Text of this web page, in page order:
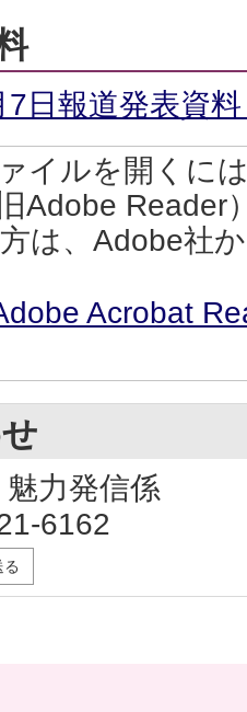
日報道発表資
イルを開くに
Adobe Reader
は、Adobe社
Acrobat
力発信係
6162